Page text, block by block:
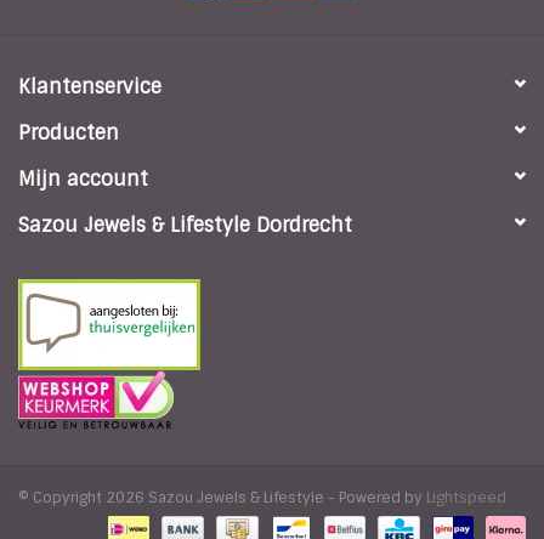
Klantenservice
Producten
Mijn account
Sazou Jewels & Lifestyle Dordrecht
© Copyright 2026 Sazou Jewels & Lifestyle - Powered by Lightspeed